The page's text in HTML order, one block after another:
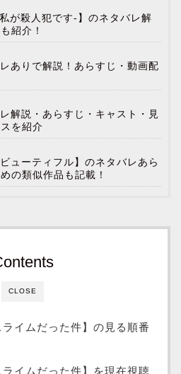
が殺人犯です-】のネタバレ解
紹介！
ありで解説！あらすじ・動画配
解説・あらすじ・キャスト・見
を紹介
ューティフル】のネタバレあら
の類似作品も記載！
CLOSE
ライムだった件】の見る順番
ライムだった件】を現在視聴